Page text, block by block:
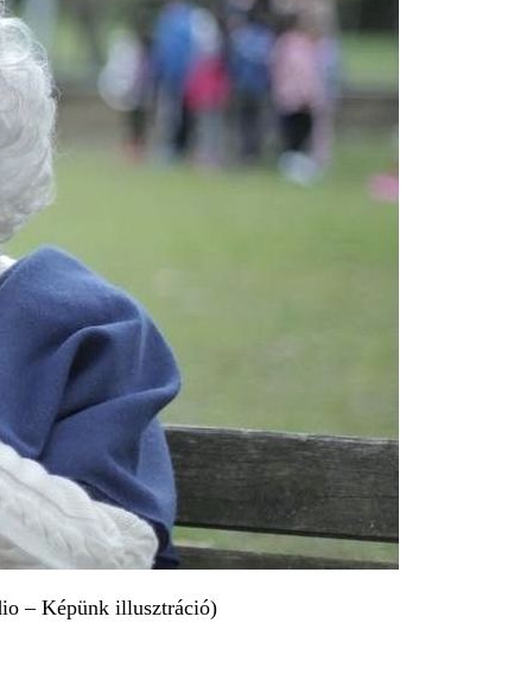
– Képünk illusztráció)